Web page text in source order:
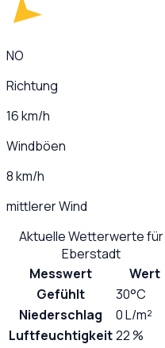
NO
Richtung
16 km/h
Windböen
8 km/h
mittlerer Wind
Aktuelle Wetterwerte für
Eberstadt
Messwert
Wert
Gefühlt
30°C
Niederschlag
0 L/m²
Luftfeuchtigkeit22 %